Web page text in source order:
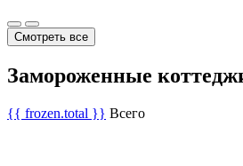
Смотреть все
Замороженные
{{ frozen.total }} Всего